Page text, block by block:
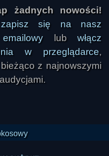
żadnych nowości!
zapisz się na nasz
lubwłącz
w przeglądarce,
z najnowszymi